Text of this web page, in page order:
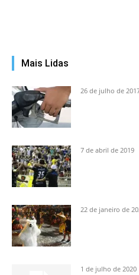
Mais Lidas
26 de julho de
7 de abril de 2019
22 de janeiro de
1 de julho de 2020